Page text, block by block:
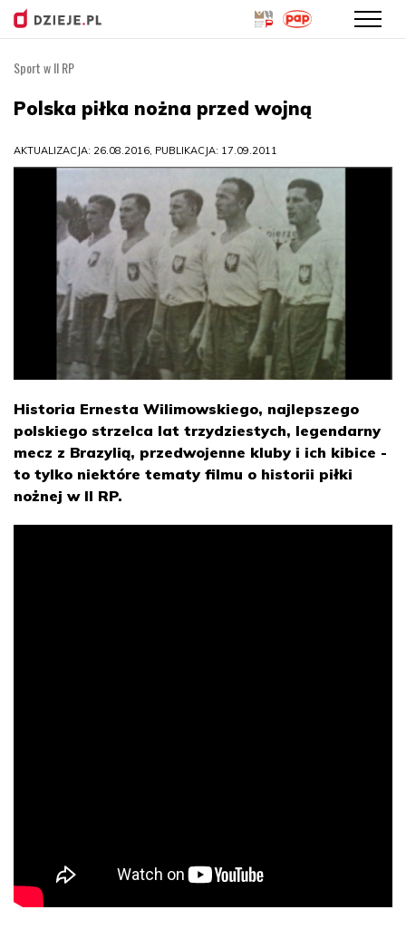
treści
Sport w II RP
Polska piłka nożna przed wojną
AKTUALIZACJA: 26.08.2016, PUBLIKACJA: 17.09.2011
Historia Ernesta Wilimowskiego, najlepszego
polskiego strzelca lat trzydziestych, legendarny
mecz z Brazylią, przedwojenne kluby i ich kibice -
to tylko niektóre tematy filmu o historii piłki
nożnej w II RP.